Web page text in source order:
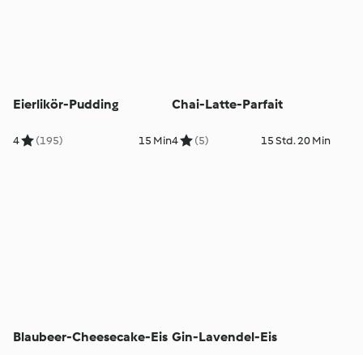
Eierlikör-Pudding
4 (195) 15 Min
Chai-Latte-Parfait
4 (5) 15 Std. 20 Min
Blaubeer-Cheesecake-Eis Gin-Lavendel-Eis